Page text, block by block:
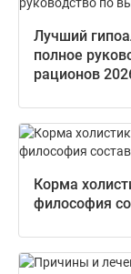
Лучший
полное
рационов
Корма
философия